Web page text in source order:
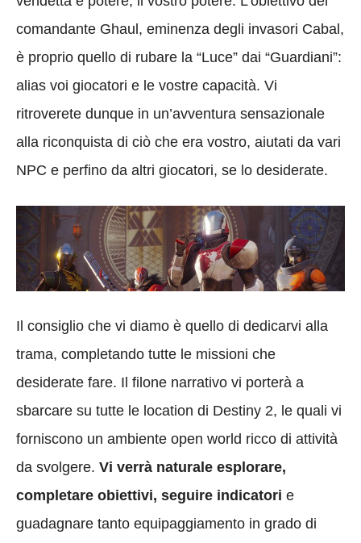
comandante Ghaul, eminenza degli invasori Cabal,
è proprio quello di rubare la “Luce” dai “Guardiani”:
alias voi giocatori e le vostre capacità. Vi
ritroverete dunque in un’avventura sensazionale
alla riconquista di ciò che era vostro, aiutati da vari
NPC e perfino da altri giocatori, se lo desiderate.
Il consiglio che vi diamo è quello di dedicarvi alla
trama, completando tutte le missioni che
desiderate fare. Il filone narrativo vi porterà a
sbarcare su tutte le location di Destiny 2, le quali vi
forniscono un ambiente open world ricco di attività
da svolgere. Vi verrà naturale esplorare,
completare obiettivi, seguire indicatori e
guadagnare tanto equipaggiamento in grado di